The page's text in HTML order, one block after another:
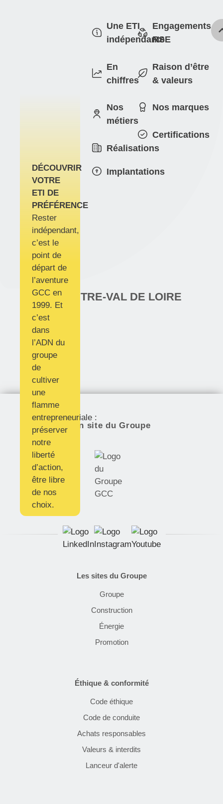
DÉCOUVRIR
VOTRE
ETI DE
PRÉFÉRENCE
Rester
indépendant,
c’est le
point de
départ de
l’aventure
GCC en
1999. Et
c’est
dans
l’ADN du
groupe
de
cultiver
une
flamme
entrepreneuriale :
préserver
notre
liberté
d’action,
être libre
de nos
choix.
Une ETI
indépendante
En
chiffres
Nos
métiers
Réalisations
Implantations
Engagements
RSE
Raison d’être
& valeurs
Nos marques
Certifications
CENTRE-VAL DE
GCC CENTRE-VAL DE LOIRE
Un site du Groupe
Les sites du Groupe
Groupe
Construction
Énergie
Promotion
Éthique & conformité
Code éthique
Code de conduite
Achats responsables
Valeurs & interdits
Lanceur d'alerte